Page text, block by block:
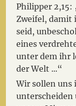
Philipper 2,15:
Zweifel, damit
seid,
eines
unter dem ihr
der Welt ...“
Wir sollen uns
unterscheiden